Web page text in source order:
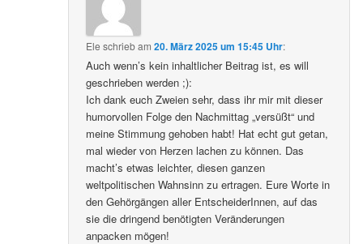
Ele schriebam20. März 2025 um 15:45 Uhr:
Auch wenn’s kein inhaltlicher Beitrag ist, es will
geschrieben werden ;):
Ich dank euch Zweien sehr, dass ihr mir mit dieser
humorvollen Folge den Nachmittag „versüßt“ und
meine Stimmung gehoben habt! Hat echt gut getan,
mal wieder von Herzen lachen zu können. Das
macht’s etwas leichter, diesen ganzen
weltpolitischen Wahnsinn zu ertragen. Eure Worte in
den Gehörgängen aller EntscheiderInnen, auf das
sie die dringend benötigten Veränderungen
anpacken mögen!